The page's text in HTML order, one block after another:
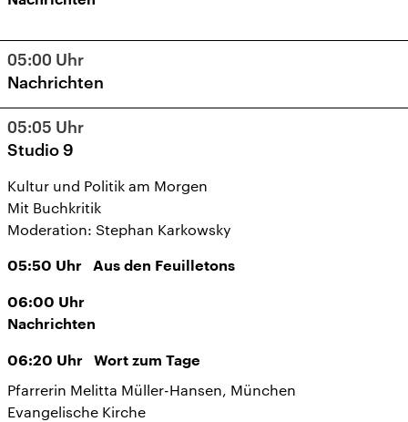
05:00 Uhr
Nachrichten
05:05 Uhr
Studio 9
Kultur und Politik am Morgen
Mit Buchkritik
Moderation: Stephan Karkowsky
05:50 Uhr Aus den Feuilletons
06:00 Uhr
Nachrichten
06:20 Uhr Wort zum Tage
Pfarrerin Melitta Müller-Hansen, München
Evangelische Kirche